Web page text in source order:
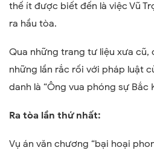
thế ít được biết đến là việc Vũ
ra hầu tòa.
Qua những trang tư liệu xưa cũ,
những lần rắc rối với pháp luật
danh là “Ông vua phóng sự Bắc
Ra tòa lần thứ nhất:
Vụ án văn chương “bại hoại